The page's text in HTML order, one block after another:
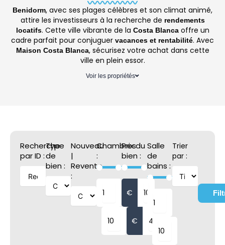
Benidorm, avec ses plages célèbres et son climat animé,
attire les investisseurs à la recherche de rendements
locatifs. Cette ville vibrante de la Costa Blancaoffre un
cadre parfait pour conjuguer vacances et rentabilité. Avec
Maison Costa Blanca, sécurisez votre achat dans cette
ville en plein essor.
Voir les propriétés
Recherche
par ID :
Type
de
bien :
Nouveau
|
Revente
:
Chambres
:
Prix du
bien :
€
€
Salle
de
bains :
Trier
par :